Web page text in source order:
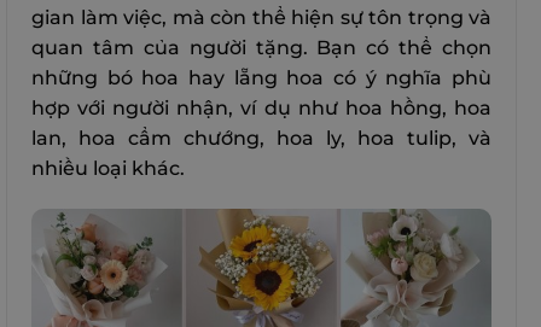
gian làm việc, mà còn thể hiện sự tôn trọng và
quan tâm của người tặng. Bạn có thể chọn
những bó hoa hay lẵng hoa có ý nghĩa phù
hợp với người nhận, ví dụ như hoa hồng, hoa
lan, hoa cẩm chướng, hoa ly, hoa tulip, và
nhiều loại khác.